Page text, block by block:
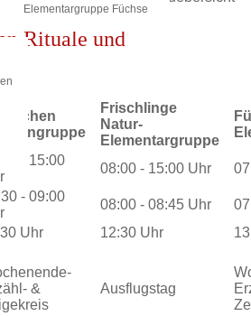
Elementargruppe Füchse
Kontakt
Rituale und
Frischlinge
Natur-
Elementargruppe
- 15:00
08:00 - 15:00 Uhr
- 09:00
08:00 - 08:45 Uhr
Uhr 12:30 Uhr
&
Ausflugstag